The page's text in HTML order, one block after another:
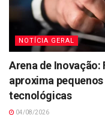
NOTÍCIA GERAL
Arena de Inovação:
aproxima
tecnológicas
04/08/2026